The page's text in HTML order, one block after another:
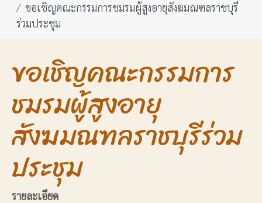
ขอเชิญคณะกรรมการชมรมผู้สูงอายุสังฆมณฑลราชบุรี
ร่วมประชุม
ขอเชิญคณะกรรมการ
ชมรมผู้สูงอายุ
สังฆมณฑลราชบุรีร่วม
ประชุม
รายละเอียด